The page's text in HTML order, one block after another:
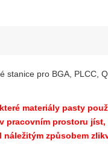
stanice pro BGA, PLCC,
materiály pasty
pracovním prostoru
způsobem